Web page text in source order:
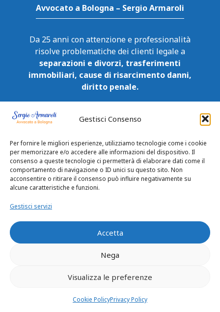
Gestisci Consenso
Per fornire le migliori esperienze, utilizziamo tecnologie come i cookie
per memorizzare e/o accedere alle informazioni del dispositivo. Il
consenso a queste tecnologie ci permetterà di elaborare dati come il
comportamento di navigazione o ID unici su questo sito. Non
acconsentire o ritirare il consenso può influire negativamente su
alcune caratteristiche e funzioni.
Gestisci servizi
Accetta
Nega
Visualizza le preferenze
Cookie PolicyPrivacy Policy
k
Avvocato a Bologna – Sergio Armaroli
Da 25 anni con attenzione e professionalità
separazioni e divorzi, trasferimenti
immobiliari, cause di risarcimento danni,
diritto penale.
I Nostri Servizi
Consulenza Legale
Diritto Immobiliare
Malasanità
Separazione e Divorzi
Testamento e successioni